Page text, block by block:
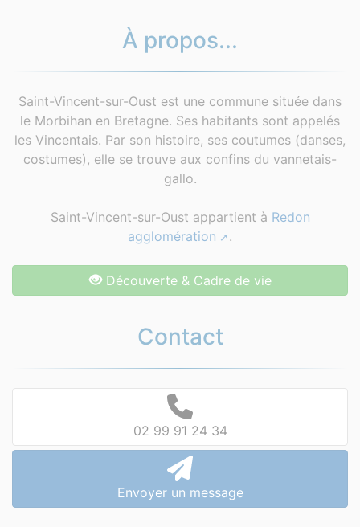
À propos...
Saint-Vincent-sur-Oust est une commune située dans
le Morbihan en Bretagne. Ses habitants sont appelés
les Vincentais. Par son histoire, ses coutumes (danses,
costumes), elle se trouve aux confins du vannetais-
gallo.
Saint-Vincent-sur-Oust appartient à Redon
agglomération
.
Découverte & Cadre de vie
Contact
02 99 91 24 34
Envoyer un message